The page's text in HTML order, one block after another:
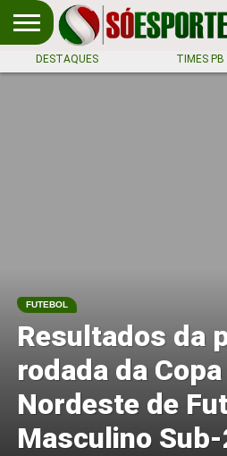
NOTÍCIA
ESPORTIVA
O SÓ
NOTÍCIAS
APOSTAS
DESTAQUES TIMES PB
FUTEBOL
Resultados da
rodada da
Nordeste de
Masculino